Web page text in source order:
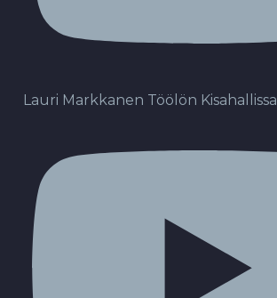
Lauri Markkanen Töölön Kisahallissa